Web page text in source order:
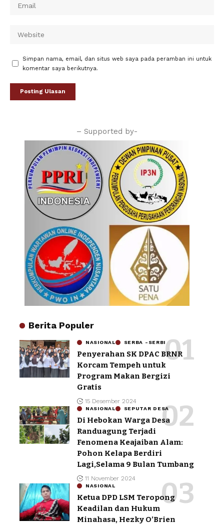
Simpan nama, email, dan situs web saya pada peramban ini untuk
komentar saya berikutnya.
– Supported by-
Berita Populer
NASIONAL SERBA -SERBI
Penyerahan SK DPAC BRNR
Korcam Tempeh untuk
Program Makan Bergizi
Gratis
15 Desember 2024
NASIONAL SEPUTAR DESA
Di Hebokan Warga Desa
Randuagung Terjadi
Fenomena Keajaiban Alam:
Pohon Kelapa Berdiri
Lagi,Selama 9 Bulan Tumbang
11 November 2024
NASIONAL
Ketua DPD LSM Teropong
Keadilan dan Hukum
Minahasa, Hezky O’Brien